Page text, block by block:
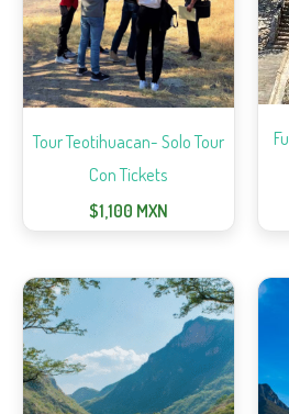
Tour Teotihuacan- Solo Tour
Con Tickets
$1,100 MXN